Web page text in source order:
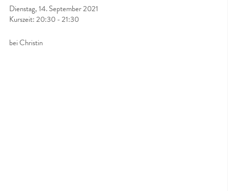
Dienstag, 14. September 2021
Kurszeit: 20:30 - 21:30
bei Christin